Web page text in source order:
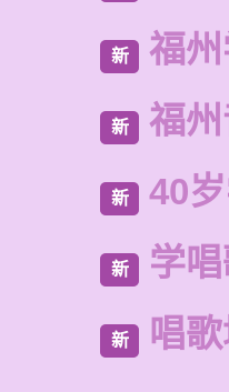
新 福
新 福
新 40
新 学
新 唱